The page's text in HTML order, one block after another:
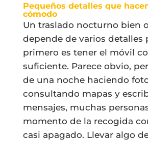
Pequeños detalles que
cómodo
Un traslado nocturno bien
depende de varios detalles
primero es tener el móvil
suficiente. Parece obvio,
de una noche haciendo
consultando mapas y
mensajes, muchas
momento de la recogida
casi apagado. Llevar algo